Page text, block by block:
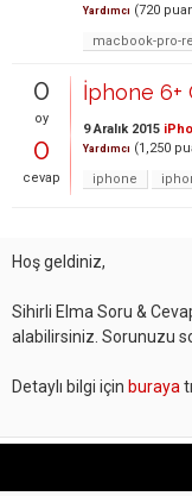
Yardımcı (720
macbook-pro-
0
oy
0
cevap
İphone 6+
9 Aralık 2015
Yardımcı (1,250
iphone
Hoş geldiniz,
Sihirli Elma Soru &
alabilirsiniz. Sorunuzu
Detaylı bilgi için buraya